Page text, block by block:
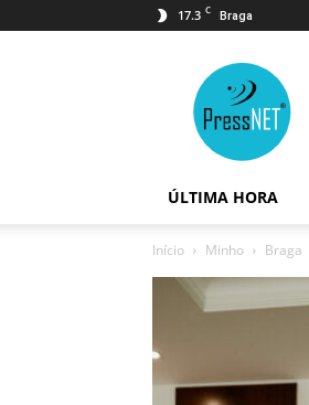
17.3 C Braga
ÚLTIMA HORA
Início Minho Braga